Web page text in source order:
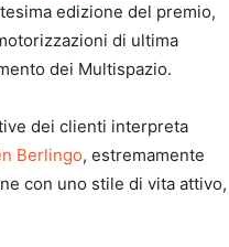
edizione del premio,
di ultima
dei Multispazio.
dei clienti interpreta
Berlingo, estremamente
con uno stile di vita attivo,